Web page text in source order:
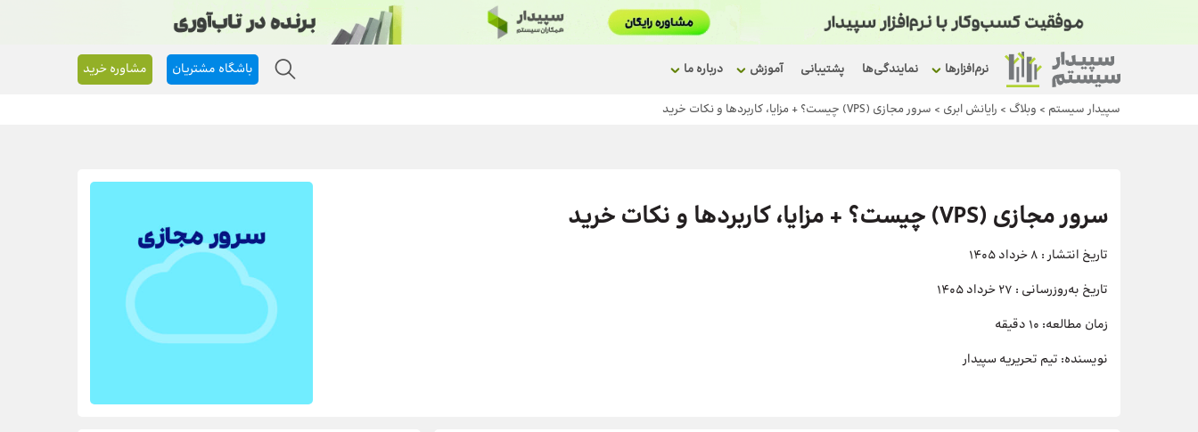
باشگاه مشتریان مشاوره خرید نرم‌افزارها نمایندگی‌ها پشتیبانی آموزش درباره ما
سپیدار سیستم > وبلاگ > رایانش ابری > سرور مجازی (VPS) چیست؟ + مزایا، کاربردها و نکات خرید
سرور مجازی (VPS) چیست؟ + مزایا، کاربردها و نکات خرید
تاریخ انتشار : 8 خرداد 1405
تاریخ به‌روزرسانی : 27 خرداد 1405
زمان مطالعه: 10 دقیقه
نویسنده: تیم تحریریه سپیدار